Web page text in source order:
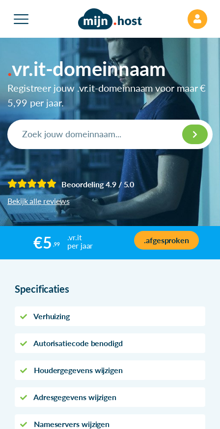
vr.it-domeinnaam
Registreer jouw .vr.it-domeinnaam voor maar€
5,99 per jaar.
Beoordeling 4.9 / 5.0
Bekijk alle reviews
€5 ,99
.vr.it
per jaar
.afgesproken
Specificaties
Verhuizing
Autorisatiecode benodigd
Houdergegevens wijzigen
Adresgegevens wijzigen
Nameservers wijzigen